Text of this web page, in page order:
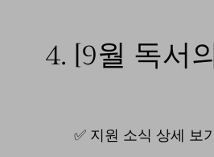
4. [9월 독서
✅ 지원 소식 상세 보